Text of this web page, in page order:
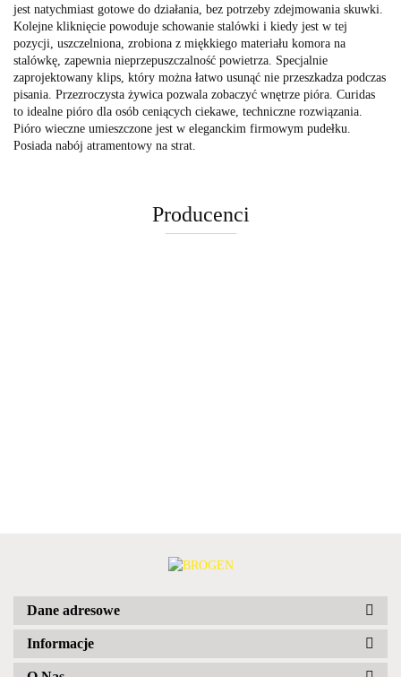
jest natychmiast gotowe do działania, bez potrzeby zdejmowania skuwki.
Kolejne kliknięcie powoduje schowanie stalówki i kiedy jest w tej
pozycji, uszczelniona, zrobiona z miękkiego materiału komora na
stalówkę, zapewnia nieprzepuszczalność powietrza. Specjalnie
zaprojektowany klips, który można łatwo usunąć nie przeszkadza podczas
pisania. Przezroczysta żywica pozwala zobaczyć wnętrze pióra. Curidas
to idealne pióro dla osób ceniących ciekawe, techniczne rozwiązania.
Pióro wieczne umieszczone jest w eleganckim firmowym pudełku.
Posiada nabój atramentowy na strat.
Producenci
Dane adresowe
Informacje